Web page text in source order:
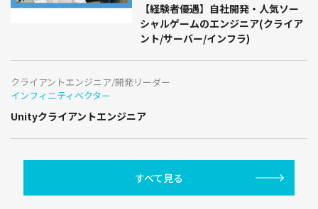
【経験者優遇】自社開発・人気ソー
シャルゲームのエンジニア(クライア
ント/サーバー/インフラ)
クライアントエンジニア/開発リーダー
インフィニティベクター
Unityクライアントエンジニア
すべて見る